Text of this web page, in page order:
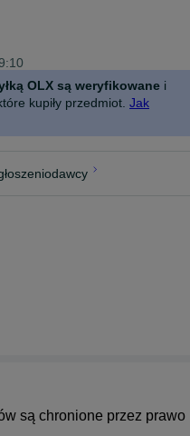
OLX są weryfikowane i
kupiły przedmiot. Jak
są chronione przez prawo